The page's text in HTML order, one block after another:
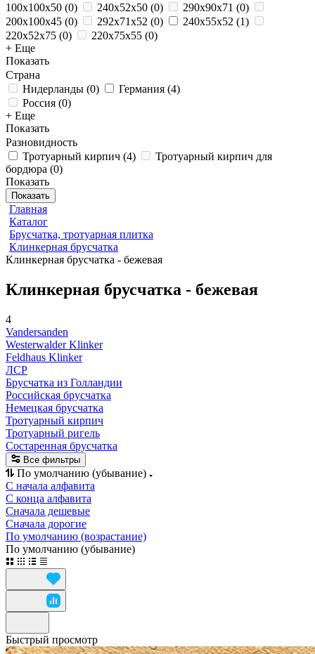
100x100x50 (0) 240x52x50 (0) 290x90x71 (0)
200х100х45 (0) 292x71x52 (0) 240x55x52 (1)
220x52x75 (0) 220x75x55 (0)
+ Еще
Показать
Страна
Нидерланды (0) Германия (4)
Россия (0)
+ Еще
Показать
Разновидность
Тротуарный кирпич (4)
Тротуарный кирпич для
бордюра (0)
Показать
Показать
Главная
Каталог
Брусчатка, тротуарная плитка
Клинкерная брусчатка
Клинкерная брусчатка - бежевая
Клинкерная брусчатка - бежевая
4
Vandersanden
Westerwalder Klinker
Feldhaus Klinker
ЛСР
Брусчатка из Голландии
Российская брусчатка
Немецкая брусчатка
Тротуарный кирпич
Тротуарный ригель
Состаренная брусчатка
Все фильтры
По умолчанию (убывание)
С начала алфавита
С конца алфавита
Сначала дешевые
Сначала дорогие
По умолчанию (возрастание)
По умолчанию (убывание)
Быстрый просмотр